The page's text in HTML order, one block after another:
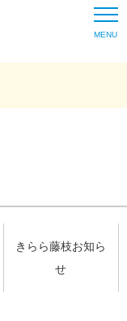
MENU
きらら藤枝お知ら
せ